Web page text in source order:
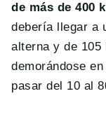
de más de 400
debería llegar a
alterna y de 105
demorándose
pasar del 10 al